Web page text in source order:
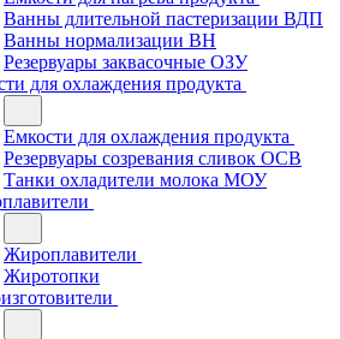
Ванны длительной пастеризации ВДП
Ванны нормализации ВН
Резервуары заквасочные ОЗУ
для охлаждения продукта
Емкости для охлаждения продукта
Резервуары созревания сливок ОСВ
Танки охладители молока МОУ
Жироплавители
Жиротопки